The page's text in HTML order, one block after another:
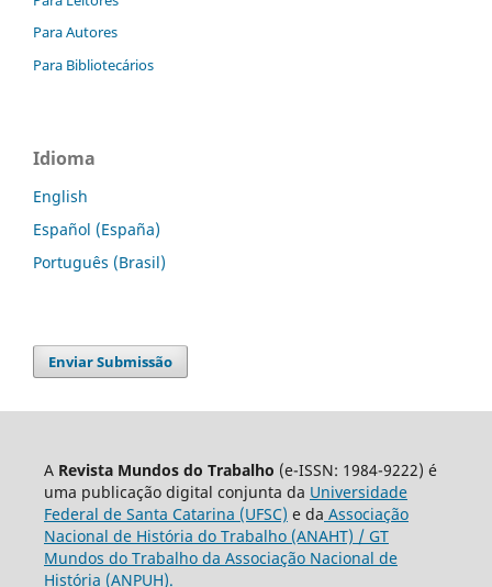
Para Autores
Para Bibliotecários
Idioma
English
Español (España)
Português (Brasil)
Enviar Submissão
A Revista Mundos do Trabalho (e-ISSN: 1984-9222) é
uma publicação digital conjunta da Universidade
Federal de Santa Catarina (UFSC) e da Associação
Nacional de História do Trabalho (ANAHT) / GT
Mundos do Trabalho da Associação Nacional de
História (ANPUH).